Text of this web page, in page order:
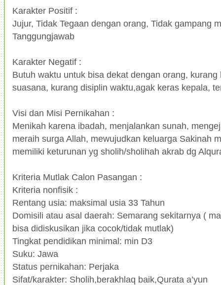
Karakter Positif :
Jujur, Tidak Tegaan dengan orang, Tidak gampang
Tanggungjawab
Karakter Negatif :
Butuh waktu untuk bisa dekat dengan orang,
suasana, kurang disiplin waktu,agak keras kepala,
Visi dan Misi Pernikahan :
Menikah karena ibadah, menjalankan sunah,
meraih surga Allah, mewujudkan keluarga Sakinah
memiliki keturunan yg sholih/sholihah akrab dg
Kriteria Mutlak Calon Pasangan :
Kriteria nonfisik :
Rentang usia: maksimal usia 33 Tahun
Domisili atau asal daerah: Semarang sekitarnya (
bisa didiskusikan jika cocok/tidak mutlak)
Tingkat pendidikan minimal: min D3
Suku: Jawa
Status pernikahan: Perjaka
Sifat/karakter: Sholih,berakhlaq baik,Qurata a’yun